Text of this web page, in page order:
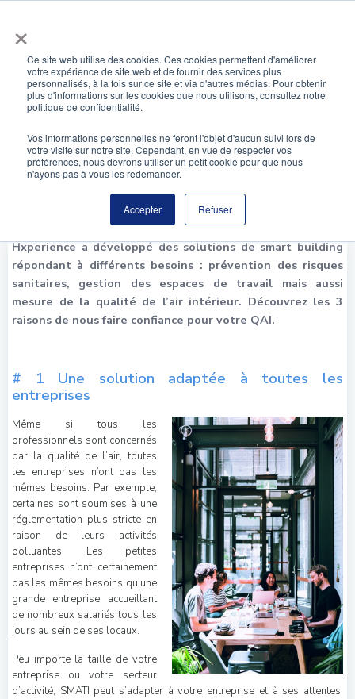
×
Ce site web utilise des cookies. Ces cookies permettent d'améliorer
votre expérience de site web et de fournir des services plus
personnalisés, à la fois sur ce site et via d'autres médias. Pour obtenir
plus d'informations sur les cookies que nous utilisons, consultez notre
politique de confidentialité.
Vos informations personnelles ne feront l'objet d'aucun suivi lors de
votre visite sur notre site. Cependant, en vue de respecter vos
préférences, nous devrons utiliser un petit cookie pour que nous
n'ayons pas à vous les redemander.
Accepter Refuser
Améliorer votre QAI avec Hxperience
Hxperience a développé des solutions de smart building
répondant à différents besoins : prévention des risques
sanitaires, gestion des espaces de travail mais aussi
mesure de la qualité de l’air intérieur. Découvrez les 3
raisons de nous faire confiance pour votre QAI.
# 1 Une solution adaptée à toutes les
entreprises
Même si tous les
professionnels sont concernés
par la qualité de l’air, toutes
les entreprises n’ont pas les
mêmes besoins. Par exemple,
certaines sont soumises à une
réglementation plus stricte en
raison de leurs activités
polluantes. Les petites
entreprises n’ont certainement
pas les mêmes besoins qu’une
grande entreprise accueillant
de nombreux salariés tous les
jours au sein de ses locaux.
Peu importe la taille de votre
entreprise ou votre secteur
d’activité, SMATI peut s’adapter à votre entreprise et à ses attentes.